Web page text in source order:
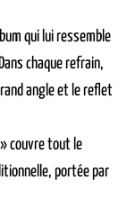
qui lui ressemble
chaque refrain,
angle et le reflet
couvre tout le
portée par